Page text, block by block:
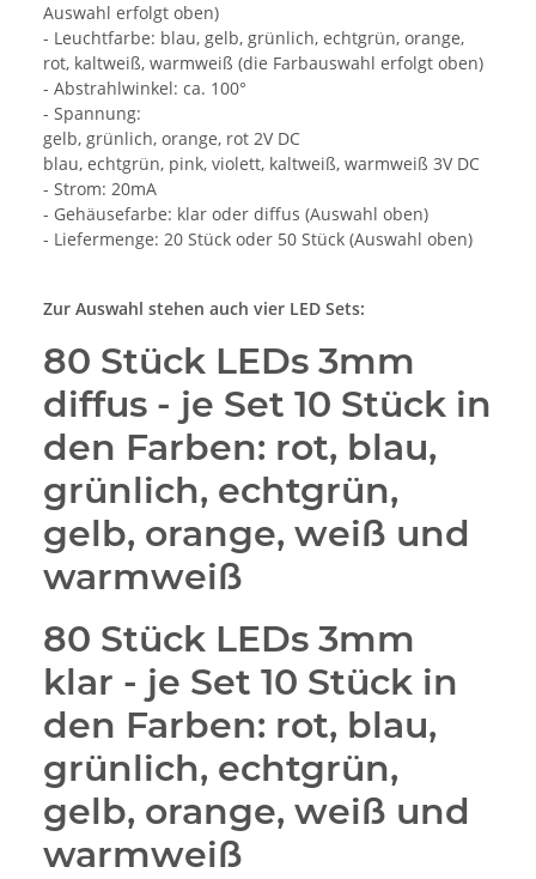
Auswahl erfolgt oben)
- Leuchtfarbe: blau, gelb, grünlich, echtgrün, orange,
rot, kaltweiß, warmweiß (die Farbauswahl erfolgt oben)
- Abstrahlwinkel: ca. 100°
- Spannung:
gelb, grünlich, orange, rot 2V DC
blau, echtgrün, pink, violett, kaltweiß, warmweiß 3V DC
- Strom: 20mA
- Gehäusefarbe: klar oder diffus (Auswahl oben)
- Liefermenge: 20 Stück oder 50 Stück (Auswahl oben)
Zur Auswahl stehen auch vier LED Sets:
80 Stück LEDs 3mm
diffus - je Set 10 Stück in
den Farben: rot, blau,
grünlich, echtgrün,
gelb, orange, weiß und
warmweiß
80 Stück LEDs 3mm
klar - je Set 10 Stück in
den Farben: rot, blau,
grünlich, echtgrün,
gelb, orange, weiß und
warmweiß